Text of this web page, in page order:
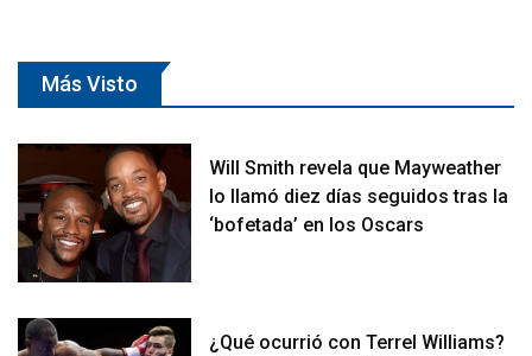
Más Visto
Will Smith revela que Mayweather
lo llamó diez días seguidos tras la
‘bofetada’ en los Oscars
¿Qué ocurrió con Terrel Williams?